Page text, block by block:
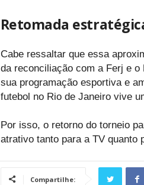
Retomada
Cabe ressaltar que essa
da reconciliação com a Ferj e
sua programação esportiva e
futebol no Rio de Janeiro vive
Por isso, o retorno do torneio
atrativo tanto para a TV quanto
Compartilhe: